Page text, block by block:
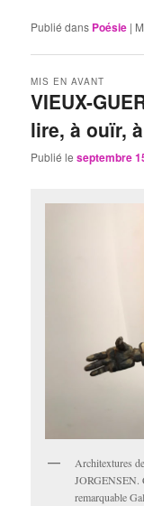
Publié dans Poésie |
VIEUX-
lire, à ouïr,
MIS EN AVANT
Publié leseptembre
Architextures
JORGENSEN.
remarquable